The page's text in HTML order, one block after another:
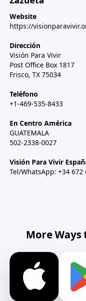
Website
https://
Dirección
Visión Para Vivir
Post Office Box 1817
Frisco, TX 75034
Teléfono
+1-469-535-8433
En Centro América
GUATEMALA
502-2338-0027
Visión Para Vivir
Tel/WhatsApp: +34 672
More Ways